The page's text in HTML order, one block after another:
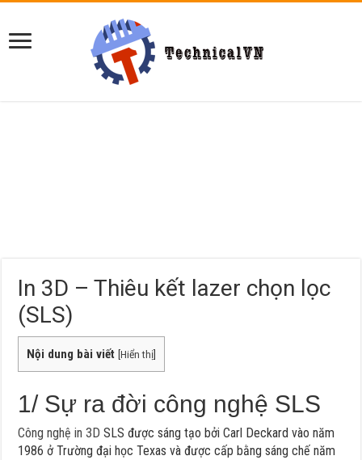
In 3D – Thiêu kết lazer chọn lọc
(SLS)
Nội dung bài viết [Hiển thị]
1/ Sự ra đời công nghệ SLS
Công nghệ in 3D SLS được sáng tạo bởi Carl Deckard vào năm
1986 ở Trường đại học Texas và được cấp bằng sáng chế năm